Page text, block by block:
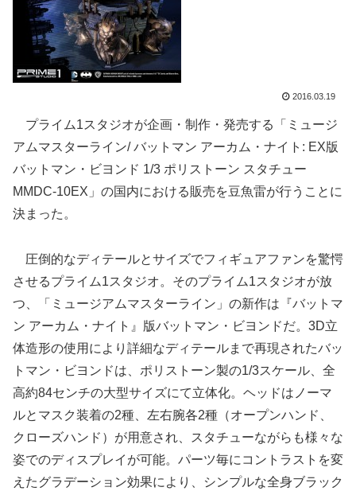
2016.03.19
プライム1スタジオが企画・制作・発売する「ミュージ
アムマスターライン/ バットマン アーカム・ナイト: EX版
バットマン・ビヨンド 1/3 ポリストーン スタチュー
MMDC-10EX」の国内における販売を豆魚雷が行うことに
決まった。
圧倒的なディテールとサイズでフィギュアファンを驚愕
させるプライム1スタジオ。そのプライム1スタジオが放
つ、「ミュージアムマスターライン」の新作は『バットマ
ン アーカム・ナイト』版バットマン・ビヨンドだ。3D立
体造形の使用により詳細なディテールまで再現されたバッ
トマン・ビヨンドは、ポリストーン製の1/3スケール、全
高約84センチの大型サイズにて立体化。ヘッドはノーマ
ルとマスク装着の2種、左右腕各2種（オープンハンド、
クローズハンド）が用意され、スタチューながらも様々な
姿でのディスプレイが可能。パーツ毎にコントラストを変
えたグラデーション効果により、シンプルな全身ブラック